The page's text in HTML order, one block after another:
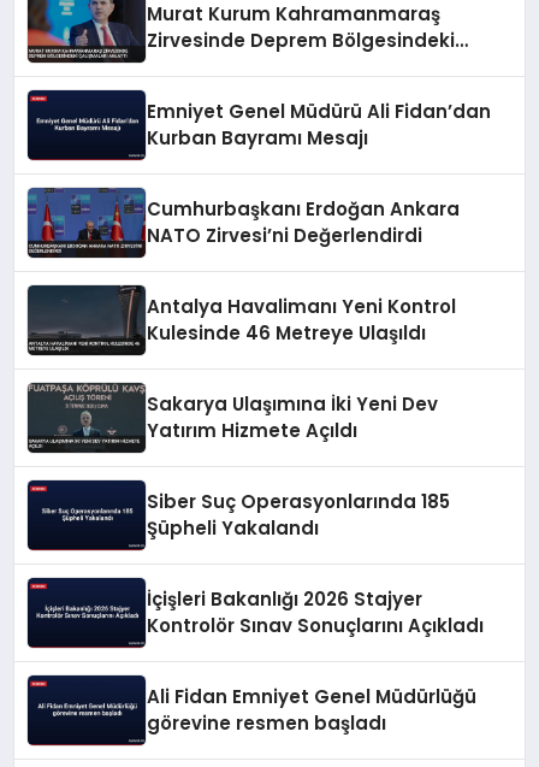
Murat Kurum Kahramanmaraş
Zirvesinde Deprem Bölgesindeki
Emniyet Genel Müdürü Ali Fidan’dan
Kurban Bayramı Mesajı
Cumhurbaşkanı Erdoğan Ankara
NATO Zirvesi’ni Değerlendirdi
Antalya Havalimanı Yeni Kontrol
Kulesinde 46 Metreye Ulaşıldı
Sakarya Ulaşımına İki Yeni Dev
Yatırım Hizmete Açıldı
Siber Suç Operasyonlarında 185
Şüpheli Yakalandı
İçişleri Bakanlığı 2026 Stajyer
Kontrolör Sınav Sonuçlarını Açıkladı
Ali Fidan Emniyet Genel Müdürlüğü
görevine resmen başladı